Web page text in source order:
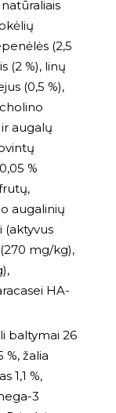
(2,5
(2 %), linų
(0,5 %),
augalų
%
augalinių
(aktyvus
mg/kg),
HA-
baltymai 26
%, žalia
1,1 %,
3